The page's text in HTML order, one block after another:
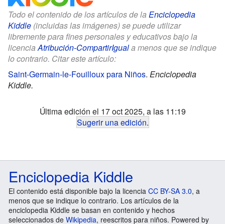
Todo el contenido de los artículos de la Enciclopedia
Kiddle (incluidas las imágenes) se puede utilizar
libremente para fines personales y educativos bajo la
licenciaAtribución-CompartirIguala menos que se indique
lo contrario. Citar este artículo:
Saint-Germain-le-Fouilloux para Niños. Enciclopedia
Kiddle.
Última edición el 17 oct 2025, a las 11:19
Sugerir una edición.
Enciclopedia Kiddle
El contenido está disponible bajo la licencia CC BY-SA 3.0, a
menos que se indique lo contrario. Los artículos de la
enciclopedia Kiddle se basan en contenido y hechos
seleccionados de Wikipedia, reescritos para niños. Powered by